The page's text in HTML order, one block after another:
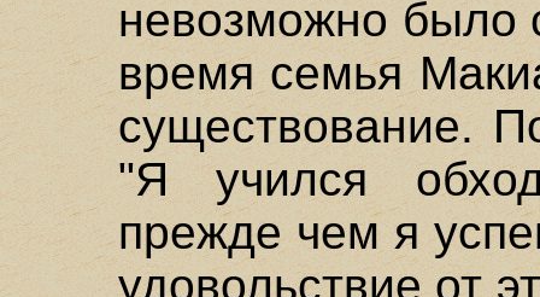
невозможно было
время семья
существование.
"Я учился
прежде чем я
удовольствие от